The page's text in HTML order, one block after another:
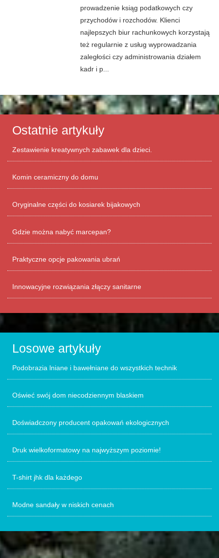
prowadzenie ksiąg podatkowych czy
przychodów i rozchodów. Klienci
najlepszych biur rachunkowych korzystają
też regularnie z usług wyprowadzania
zaległości czy administrowania działem
kadr i p...
Ostatnie artykuły
Zestawienie kreatywnych zabawek dla dzieci.
Komin ceramiczny do domu
Oryginalne części do kosiarek bijakowych
Gdzie można nabyć marcepan?
Praktyczne opcje pakowania ubrań
Innowacyjne rozwiązania złączy sanitarne
Losowe artykuły
Podobrazia lniane i bawełniane do wszystkich technik
Oświeć swój dom niecodziennym blaskiem
Doświadczony producent opakowań ekologicznych
Druk wielkoformatowy na najwyższym poziomie!
T-shirt jhk dla każdego
Modne sandały w niskich cenach